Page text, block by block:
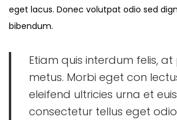
eget lacus. Donec volutpat odio sed
bibendum.
Etiam quis interdum felis,
metus. Morbi eget con
eleifend ultricies urna et
consectetur tellus eget